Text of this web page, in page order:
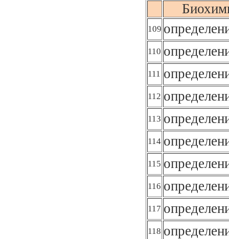
109
110
111
112
113
114
115
116
117
118